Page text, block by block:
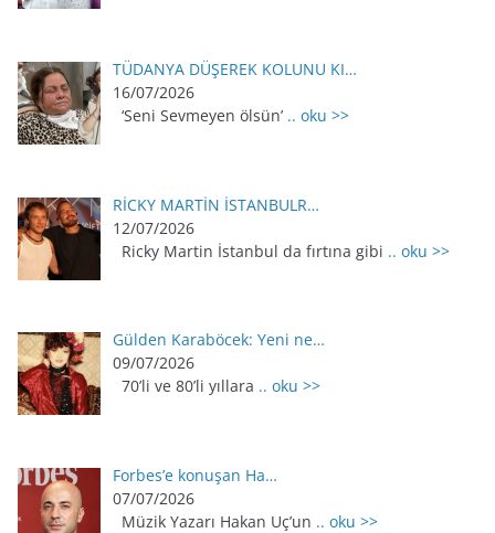
TÜDANYA DÜŞEREK KOLUNU KI…
16/07/2026
‘Seni Sevmeyen ölsün’ .. oku >>
RİCKY MARTİN İSTANBULR…
12/07/2026
Ricky Martin İstanbul da fırtına gibi .. oku >>
Gülden Karaböcek: Yeni ne…
09/07/2026
70’li ve 80’li yıllara .. oku >>
Forbes’e konuşan Ha…
07/07/2026
Müzik Yazarı Hakan Uç’un .. oku >>